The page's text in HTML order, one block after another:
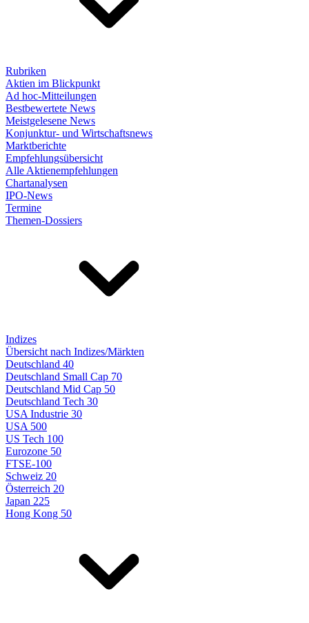
Rubriken
Aktien im Blickpunkt
Ad hoc-Mitteilungen
Bestbewertete News
Meistgelesene News
Konjunktur- und Wirtschaftsnews
Marktberichte
Empfehlungsübersicht
Alle Aktienempfehlungen
Chartanalysen
IPO-News
Termine
Themen-Dossiers
Indizes
Übersicht nach Indizes/Märkten
Deutschland 40
Deutschland Small Cap 70
Deutschland Mid Cap 50
Deutschland Tech 30
USA Industrie 30
USA 500
US Tech 100
Eurozone 50
FTSE-100
Schweiz 20
Österreich 20
Japan 225
Hong Kong 50